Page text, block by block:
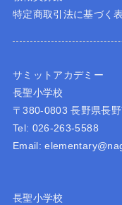
特定商取引法に基づく
サミットアカデミー
長聖小学校
〒380-0803 長野県長
Tel: 026-263-5588
Email:
長聖小学校